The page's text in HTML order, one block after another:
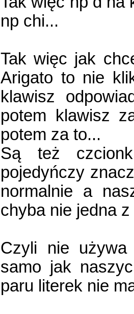
np chi...
Tak więc jak
Arigato to nie
klawisz
potem klawisz
potem za to...
Są też
pojedyńczy
normalnie a
chyba nie jedna
Czyli nie
samo jak
paru literek nie